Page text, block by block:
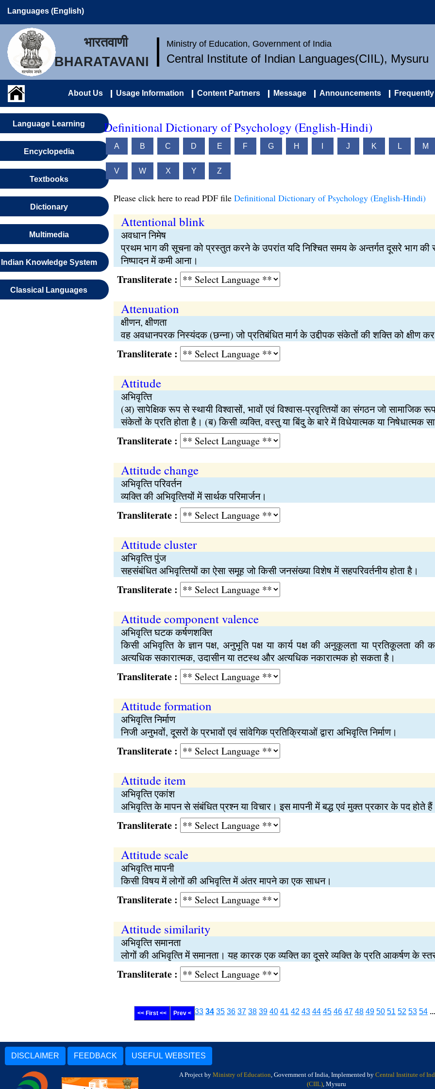
Languages (English)
भारतवाणी
BHARATAVANI
Ministry of Education, Government of India
Central Institute of Indian Languages(CIIL), Mysuru
About Us Usage Information Content Partners Message Announcements
Language Learning
Encyclopedia
Textbooks
Dictionary
Multimedia
Indian Knowledge System
Classical Languages
Definitional Dictionary of Psychology (English-Hindi)
A B C D E F G H J K L M
V W X Y Z
Please click here to read PDF file Definitional Dictionary of Psychology (English-Hindi)
Attentional blink
अवधान निमेष
प्रथम भाग की सूचना को प्रस्‍तुत करने के उपरांत यदि निश्‍चित समय के अन्‍तर्गत दूसरे भाग
निष्‍पादन में कमी आना।
Transliterate :
Attenuation
क्षीणन, क्षीणता
वह अवधानपरक निस्‍यंदक (छन्‍ना) जो प्रतिबंधित मार्ग के उद्दीपक संकेतों की शक्‍ति को क्षीण
Transliterate :
Attitude
अभिवृत्‍ति
(अ) सापेक्षिक रूप से स्थायी विश्‍वासों, भावों एवं विश्‍वास-प्रवृत्‍तियों का संगठन जो
संकेतों के प्रति होता है। (ब) किसी व्यक्‍ति, वस्तु या बिंदु के बारे में विधेयात्‍मक या निषेधात्‍मक
Transliterate :
Attitude change
अभिवृत्‍ति परिवर्तन
व्यक्‍ति की अभिवृत्‍तियों में सार्थक परिमार्जन।
Transliterate :
Attitude cluster
अभिवृत्‍ति पुंज
सहसंबंधित अभिवृत्‍तियों का ऐसा समूह जो किसी जनसंख्या विशेष में सहपरिवर्तनीय होता है।
Transliterate :
Attitude component valence
अभिवृत्‍ति घटक कर्षणशक्‍ति
किसी अभिवृत्‍ति के ज्ञान पक्ष, अनुभूति पक्ष या कार्य पक्ष की अनुकूलता या प्रतिकूलता की
अत्यधिक सकारात्मक, उदासीन या तटस्थ और अत्यधिक नकारात्मक हो सकता है।
Transliterate :
Attitude formation
अभिवृत्‍ति निर्माण
निजी अनुभवों, दूसरों के प्रभावों एवं सांवेगिक प्रतिक्रियाओं द्वारा अभिवृत्‍ति निर्माण।
Transliterate :
Attitude item
अभिवृत्‍ति एकांश
अभिवृत्‍ति के मापन से संबंधित प्रश्‍न या विचार। इस मापनी में बद्ध एवं मुक्‍त प्रकार के पद होते
Transliterate :
Attitude scale
अभिवृत्‍ति मापनी
किसी विषय में लोगों की अभिवृत्‍ति में अंतर मापने का एक साधन।
Transliterate :
Attitude similarity
अभिवृत्‍ति समानता
लोगों की अभिवृत्‍ति में समानता। यह कारक एक व्यक्‍ति का दूसरे व्यक्‍ति के प्रति आकर्षण के
Transliterate :
<< First << Prev < 33 34 35 36 37 38 39 40 41 42 43 44 45 46 47 48 49 50 51 52 53 54
DISCLAIMER FEEDBACK USEFUL WEBSITES
A Project by Ministry of Education, Government of India, Implemented by Central Institute of
(CIIL), Mysuru